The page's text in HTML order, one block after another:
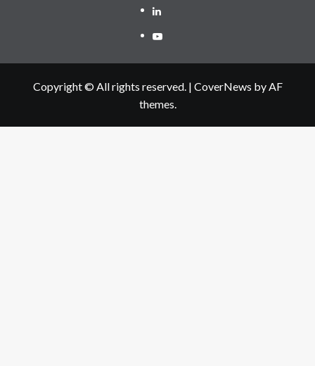
Linkedin
Youtube
Copyright © All rights reserved. | CoverNews by AF
themes.